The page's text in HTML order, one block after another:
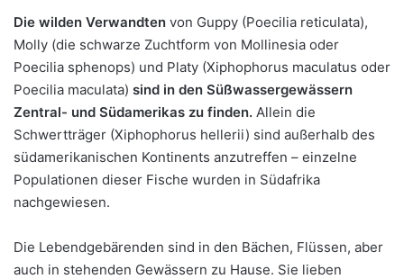
Die wilden Verwandten von Guppy (Poecilia reticulata),
Molly (die schwarze Zuchtform von Mollinesia oder
Poecilia sphenops) und Platy (Xiphophorus maculatus oder
Poecilia maculata) sind in den Süßwassergewässern
Zentral- und Südamerikas zu finden. Allein die
Schwertträger (Xiphophorus hellerii) sind außerhalb des
südamerikanischen Kontinents anzutreffen – einzelne
Populationen dieser Fische wurden in Südafrika
nachgewiesen.
Die Lebendgebärenden sind in den Bächen, Flüssen, aber
auch in stehenden Gewässern zu Hause. Sie lieben